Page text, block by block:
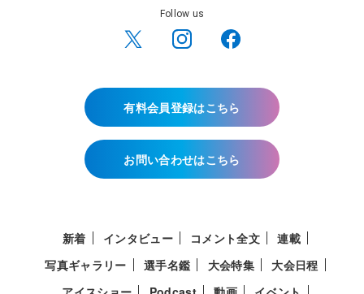
Follow us
有料会員登録はこちら
お問い合わせはこちら
新着 インタビュー コメント全文
連載
写真ギャラリー
選手名鑑 大会特集
大会日程